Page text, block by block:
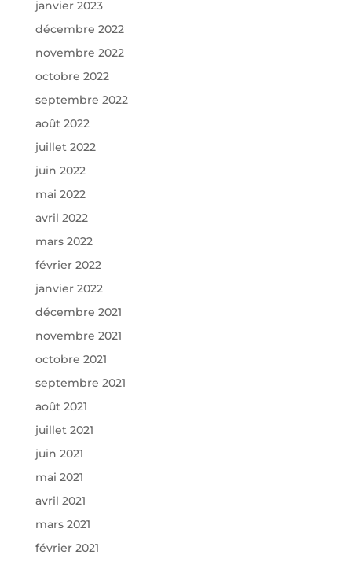
janvier 2023
décembre 2022
novembre 2022
octobre 2022
septembre 2022
août 2022
juillet 2022
juin 2022
mai 2022
avril 2022
mars 2022
février 2022
janvier 2022
décembre 2021
novembre 2021
octobre 2021
septembre 2021
août 2021
juillet 2021
juin 2021
mai 2021
avril 2021
mars 2021
février 2021